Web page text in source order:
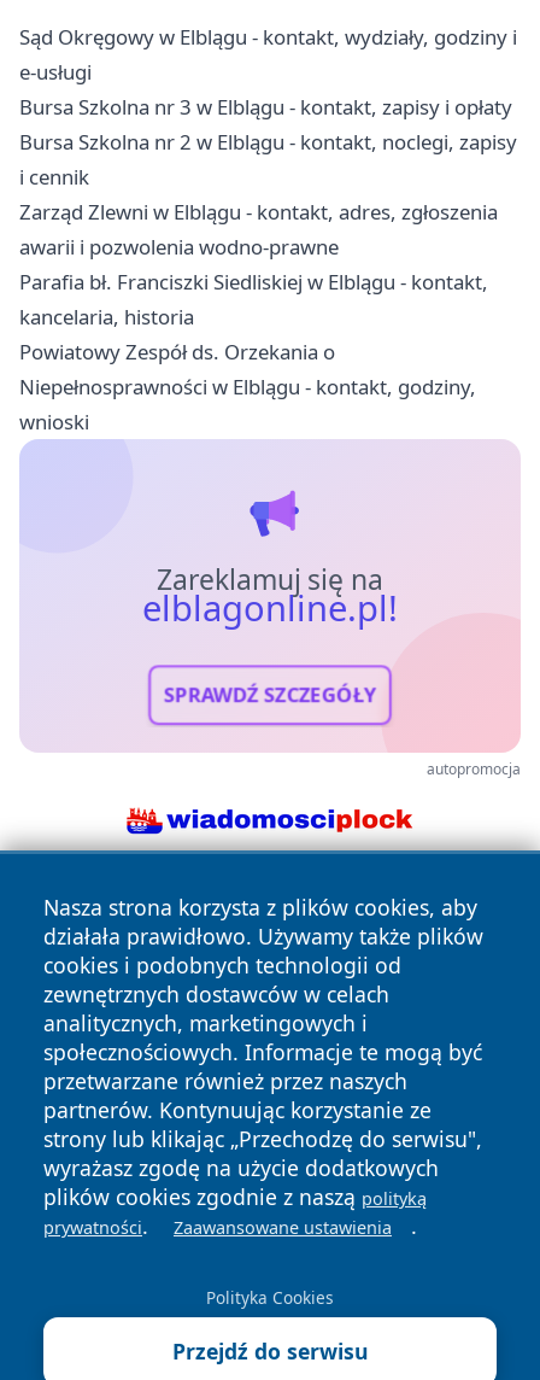
Sąd Okręgowy w Elblągu - kontakt, wydziały, godziny i
e-usługi
Bursa Szkolna nr 3 w Elblągu - kontakt, zapisy i opłaty
Bursa Szkolna nr 2 w Elblągu - kontakt, noclegi, zapisy
i cennik
Zarząd Zlewni w Elblągu - kontakt, adres, zgłoszenia
awarii i pozwolenia wodno-prawne
Parafia bł. Franciszki Siedliskiej w Elblągu - kontakt,
kancelaria, historia
Powiatowy Zespół ds. Orzekania o
Niepełnosprawności w Elblągu - kontakt, godziny,
wnioski
Zareklamuj się na
elblagonline.pl!
SPRAWDŹ SZCZEGÓŁY
autopromocja
Nasza strona korzysta z plików cookies, aby
działała prawidłowo. Używamy także plików
cookies i podobnych technologii od
zewnętrznych dostawców w celach
analitycznych, marketingowych i
społecznościowych. Informacje te mogą być
przetwarzane również przez naszych
partnerów. Kontynuując korzystanie ze
strony lub klikając „Przechodzę do serwisu",
wyrażasz zgodę na użycie dodatkowych
plików cookies zgodnie z naszą polityką
prywatności. Zaawansowane ustawienia .
Polityka Cookies
Przejdź do serwisu
Copyright © 2026 elblagonline.pl Wszystkie prawa
zastrzeżone.
News Autorzy
Polityka
Prywatności
Polityka
Cookies